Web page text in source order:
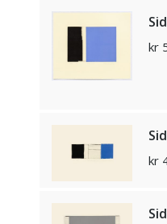
kr
kr